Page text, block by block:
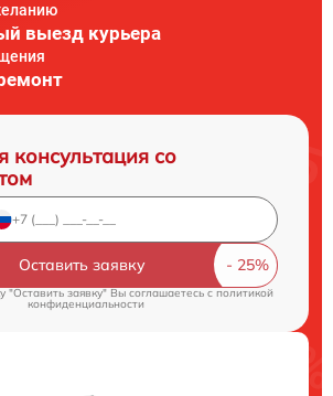
выезд курьера
консультация со
Оставить заявку
"Оставить заявку" Вы соглашаетесь cполитикой
конфиденциальности